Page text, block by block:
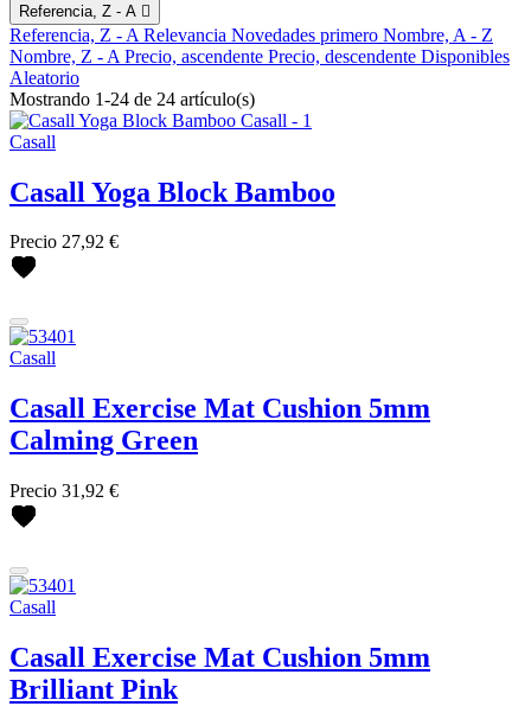
Referencia, Z - A 
Referencia, Z - A Relevancia Novedades primero Nombre, A - Z
Nombre, Z - A Precio, ascendente Precio, descendente Disponibles
Aleatorio
Mostrando 1-24 de 24 artículo(s)
Limpiar
FILTRAR POR
más... menos
Marcas
Antipodes
Henné Organics
Hurraw!
Juice Beauty
Casall
Casall Yoga Block Bamboo
Precio 27,92 €
Casall
Casall Exercise Mat Cushion 5mm
Calming Green
Precio 31,92 €
Casall
Casall Exercise Mat Cushion 5mm
Brilliant Pink